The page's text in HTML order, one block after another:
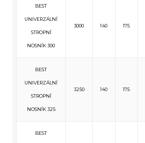
BEST
UNIVERZÁLNÍ
STROPNÍ
NOSNÍK 300
3000 140 175
BEST
UNIVERZÁLNÍ
STROPNÍ
NOSNÍK 325
3250 140 175
BEST